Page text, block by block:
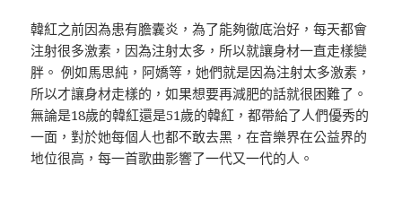
韓紅之前因為患有膽囊炎，為了能夠徹底治好，每天都會
注射很多激素，因為注射太多，所以就讓身材一直走樣變
胖。 例如馬思純，阿嬌等，她們就是因為注射太多激素，
所以才讓身材走樣的，如果想要再減肥的話就很困難了。
無論是18歲的韓紅還是51歲的韓紅，都帶給了人們優秀的
一面，對於她每個人也都不敢去黑，在音樂界在公益界的
地位很高，每一首歌曲影響了一代又一代的人。